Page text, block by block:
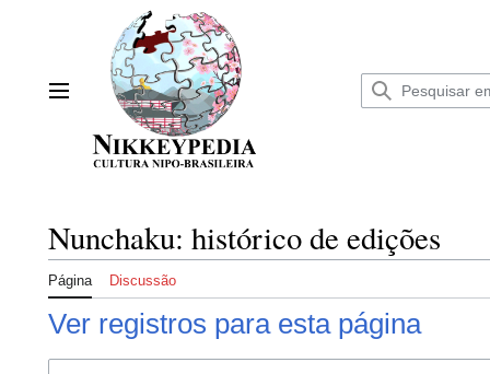
Menu principal
Nunchaku: histórico de edições
Página Discussão
Ver registros para esta página